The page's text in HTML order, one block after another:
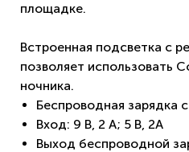
площадке.
Встроенная подсветка с
позволяет использовать
ночника.
Беспроводная зарядка
Вход: 9 В, 2 A; 5 В, 2A
Выход беспроводной